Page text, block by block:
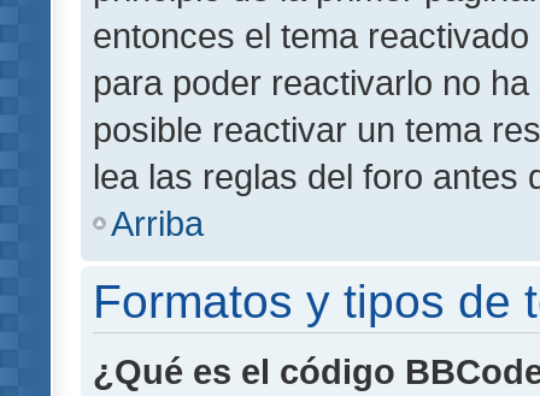
entonces el tema
para poder reactivarlo no
posible reactivar un tema
lea las reglas del foro antes
Arriba
Formatos y tipos de
¿Qué es el código